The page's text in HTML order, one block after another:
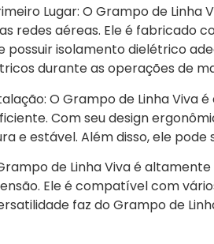
Lugar: O Grampo de
redes aéreas. Ele é fabricado
possuir isolamento dielétrico
durante as operações de
O Grampo de Linha Viva
Com seu design
e estável. Além disso, ele
de Linha Viva é
Ele é compatível com
faz do Grampo de